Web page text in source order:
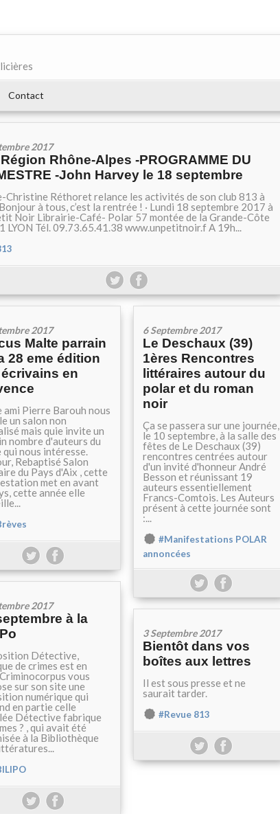
Contact
2017
Rhône-Alpes -PROGRAMME DU
-John Harvey le 18 septembre
Christine Réthoret relance les activités de son club 813 à
à tous, c’est la rentrée ! · Lundi 18 septembre 2017 à
Noir Librairie-Café- Polar 57 montée de la Grande-Côte
LYON Tél. 09.73.65.41.38 www.unpetitnoir.f A 19h...
2017
Malte parrain
28 eme édition
en
ami Pierre Barouh nous
un salon non
mais quie invite un
nombre d'auteurs du
qui nous intéresse.
Rebaptisé Salon
du Pays d'Aix , cette
met en avant
cette année elle
6 Septembre 2017
Le Deschaux (39)
1ères Rencontres
littéraires autour du
polar et du roman
noir
Ça se passera sur une journée,
le 10 septembre, à la salle des
fêtes de Le Deschaux (39)
rencontres centrées autour
d'un invité d'honneur André
Besson et réunissant 19
auteurs essentiellement
Francs-Comtois. Les Auteurs
présent à cette journée sont
:...
#Manifestations POLAR
annoncées
2017
à la
Détective,
de crimes est en
vous
sur son site une
numérique qui
en partie celle
Détective fabrique
? , qui avait été
à la Bibliothèque
3 Septembre 2017
Bientôt dans vos
boîtes aux lettres
Il est sous presse et ne
saurait tarder.
#Revue 813